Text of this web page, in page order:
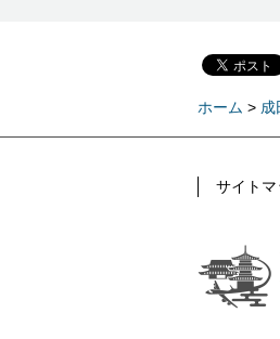
ホーム > 成
サイトマ
FEEL成田